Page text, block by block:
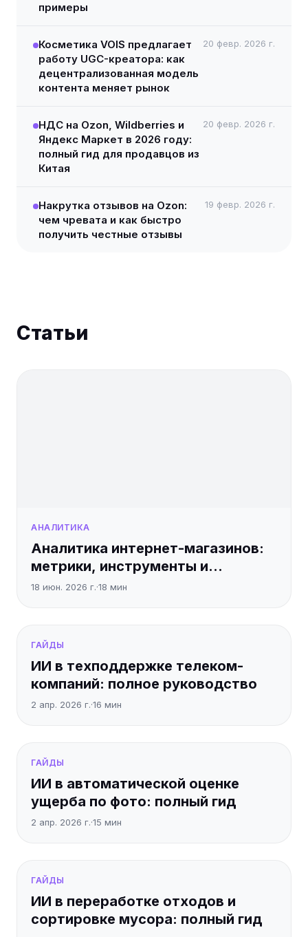
примеры
Косметика VOIS предлагает
работу UGC-креатора: как
децентрализованная модель
контента меняет рынок
20 февр. 2026 г.
НДС на Ozon, Wildberries и
Яндекс Маркет в 2026 году:
полный гид для продавцов из
Китая
20 февр. 2026 г.
Накрутка отзывов на Ozon:
чем чревата и как быстро
получить честные отзывы
19 февр. 2026 г.
Статьи
АНАЛИТИКА
Аналитика интернет-магазинов:
метрики, инструменты и
стратегии роста
18 июн. 2026 г.·18 мин
ГАЙДЫ
ИИ в техподдержке телеком-
компаний: полное руководство
2 апр. 2026 г.·16 мин
ГАЙДЫ
ИИ в автоматической оценке
ущерба по фото: полный гид
2 апр. 2026 г.·15 мин
ГАЙДЫ
ИИ в переработке отходов и
сортировке мусора: полный гид